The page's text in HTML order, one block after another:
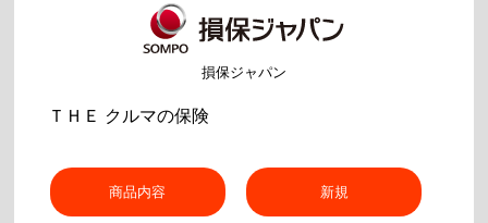
損保ジャパン
ＴＨＥ クルマの保険
商品内容 新規